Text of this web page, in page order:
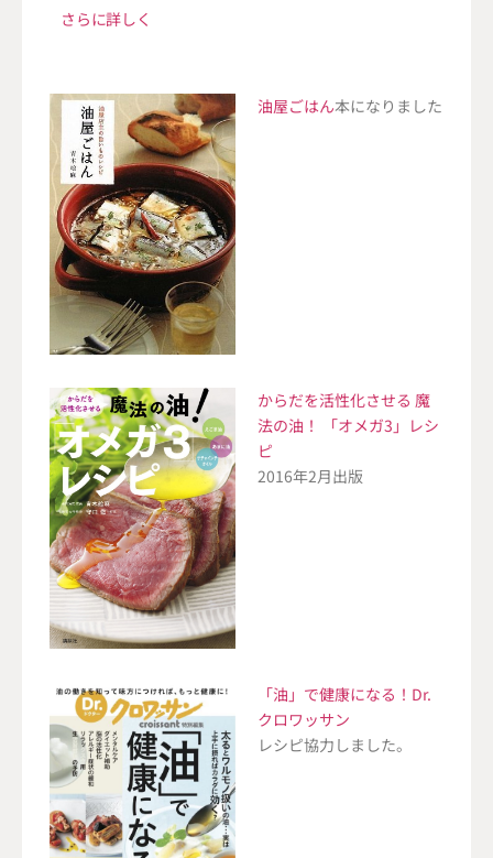
さらに詳しく
油屋ごはん本になりました
からだを活性化させる 魔
法の油！ 「オメガ3」レシ
ピ
2016年2月出版
「油」で健康になる！Dr.
クロワッサン
レシピ協力しました。